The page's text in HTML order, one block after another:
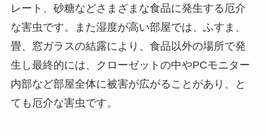
レート、砂糖などさまざまな食品に発生する厄介
な害虫です。また湿度が高い部屋では、ふすま、
畳、窓ガラスの結露により、食品以外の場所で発
生し最終的には、クローゼットの中やPCモニター
内部など部屋全体に被害が広がることがあり、と
ても厄介な害虫です。